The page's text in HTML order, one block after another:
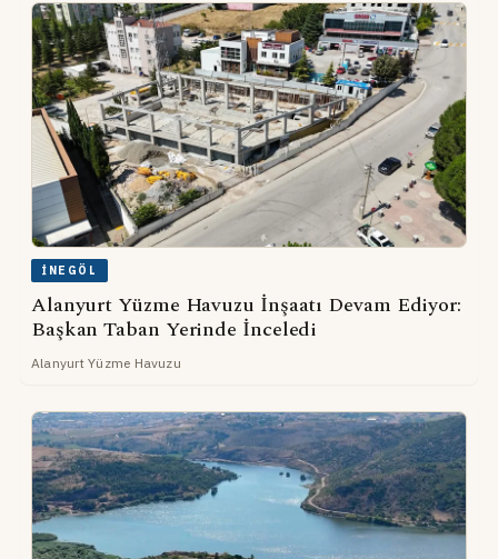
İNEGÖL
Alanyurt Yüzme Havuzu İnşaatı Devam Ediyor:
Başkan Taban Yerinde İnceledi
Alanyurt Yüzme Havuzu